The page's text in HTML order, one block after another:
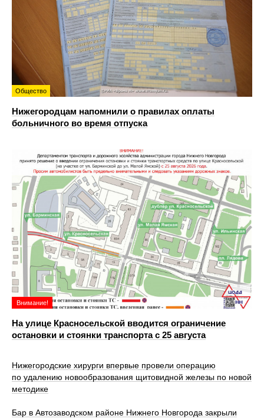
Общество
Нижегородцам напомнили о правилах оплаты
больничного во время отпуска
Внимание!
На улице Красносельской вводится ограничение
остановки и стоянки транспорта с 25 августа
Нижегородские хирурги впервые провели операцию
по удалению новообразования щитовидной железы по новой
методике
Бар в Автозаводском районе Нижнего Новгорода закрыли